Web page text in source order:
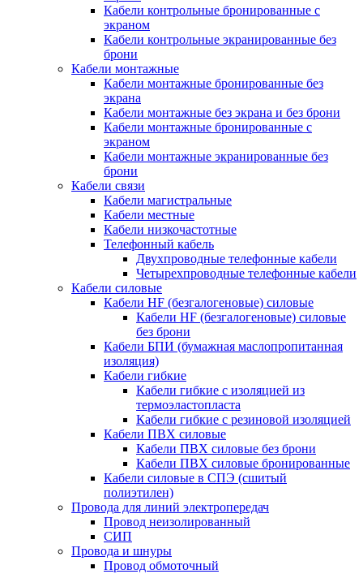
Кабели контрольные бронированные с
экраном
Кабели контрольные экранированные без
брони
Кабели монтажные
Кабели монтажные бронированные без
экрана
Кабели монтажные без экрана и без брони
Кабели монтажные бронированные с
экраном
Кабели монтажные экранированные без
брони
Кабели связи
Кабели магистральные
Кабели местные
Кабели низкочастотные
Телефонный кабель
Двухпроводные телефонные кабели
Четырехпроводные телефонные кабели
Кабели силовые
Кабели HF (безгалогеновые) силовые
Кабели HF (безгалогеновые) силовые
без брони
Кабели БПИ (бумажная маслопропитанная
изоляция)
Кабели гибкие
Кабели гибкие с изоляцией из
термоэластопласта
Кабели гибкие с резиновой изоляцией
Кабели ПВХ силовые
Кабели ПВХ силовые без брони
Кабели ПВХ силовые бронированные
Кабели силовые в СПЭ (сшитый
полиэтилен)
Провода для линий электропередач
Провод неизолированный
СИП
Провода и шнуры
Провод обмоточный